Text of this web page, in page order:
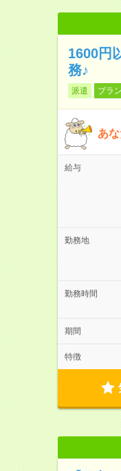
1600円
務♪
派遣 ブラ
あ
給与
勤務地
勤務時間
期間
特徴